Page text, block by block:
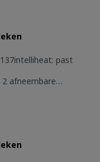
past
afneembare